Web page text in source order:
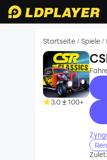
Startseite / Spiele /
3.0 100+